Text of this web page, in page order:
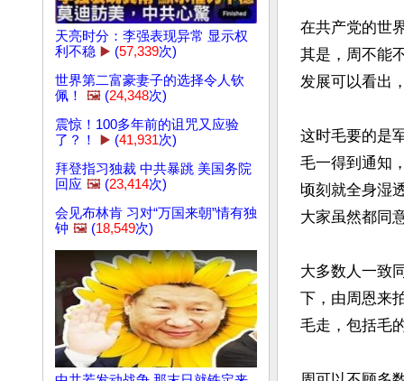
天亮时分：李强表现异常 显示权
利不稳 ▶️ (57,339次)
世界第二富豪妻子的选择令人钦
佩！
🖼️ (24,348次)
震惊！100多年前的诅咒又应验
了？！
▶️ (41,931次)
拜登指习独裁 中共暴跳 美国务院
回应 🖼️ (23,414次)
会见布林肯 习对“万国来朝”情有独
钟 🖼️ (18,549次)
在共产党的世
其是，周不能
发展可以看出
这时毛要的是
毛一得到通知
顷刻就全身湿
大家虽然都同
大多数人一致
下，由周恩来
毛走，包括毛